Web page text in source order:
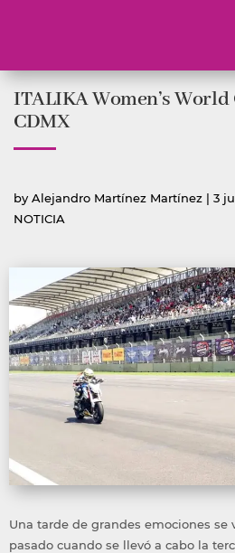
contenido
ITALIKA Women’s
CDMX
by Publicado
por
Alejandro Martínez Martínez | 3
NOTICIA
Una tarde de grandes emociones
pasado cuando se llevó a cabo la